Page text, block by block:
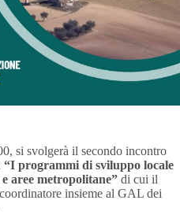
si svolgerà il secondo incontro
“I programmi di sviluppo locale
aree metropolitane” di cui il
insieme al GAL dei